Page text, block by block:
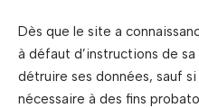
Dès que le site a
à défaut d’instructions de
détruire ses données, sauf
nécessaire à des fins